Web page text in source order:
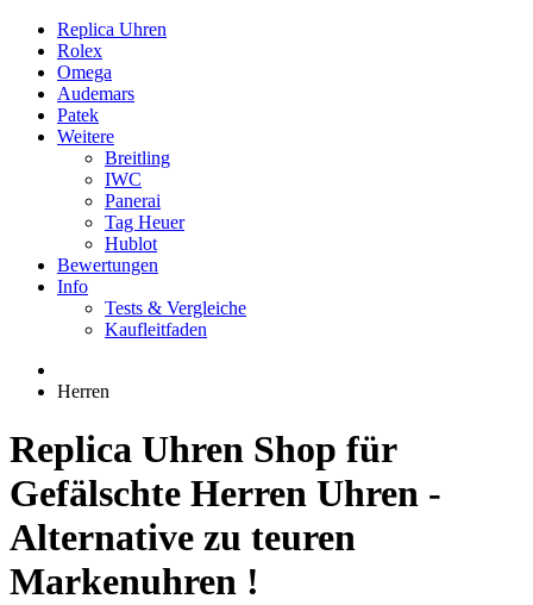
Replica Uhren
Rolex
Omega
Audemars
Patek
Weitere
Breitling
IWC
Panerai
Tag Heuer
Hublot
Bewertungen
Info
Tests & Vergleiche
Kaufleitfaden
Herren
Replica Uhren Shop für
Gefälschte Herren Uhren -
Alternative zu teuren
Markenuhren !